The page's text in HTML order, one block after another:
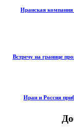
Иранская компания
Встречу на границе
Иран и Россия